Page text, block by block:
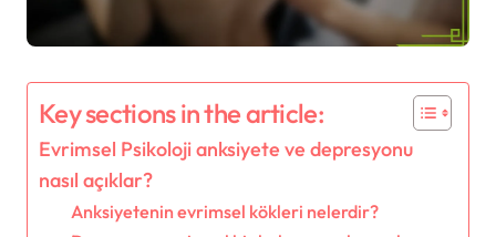
Key sections in the article:
Evrimsel Psikoloji anksiyete ve depresyonu
nasıl açıklar?
Anksiyetenin evrimsel kökleri nelerdir?